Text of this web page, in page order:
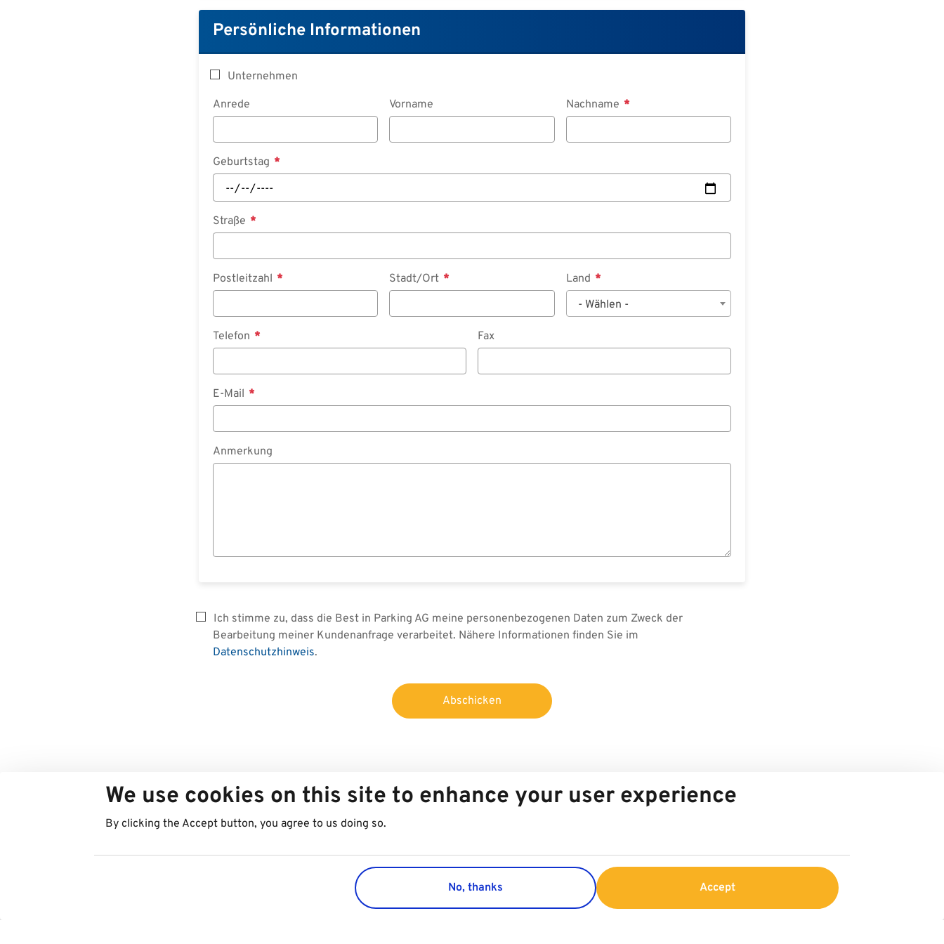
Persönliche Informationen
Unternehmen
Anrede
Vorname Nachname
Geburtstag
Straße
Postleitzahl Stadt/Ort
Land
- Wählen -
Telefon Fax
E-Mail
Anmerkung
Ich stimme zu, dass die Best in Parking AG meine personenbezogenen Daten zum Zweck der
Bearbeitung meiner Kundenanfrage verarbeitet. Nähere Informationen finden Sie im
Datenschutzhinweis.
Abschicken
We use cookies on this site to enhance your user experience
By clicking the Accept button, you agree to us doing so.
Accept
No, thanks